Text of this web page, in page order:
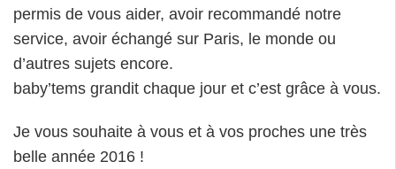
permis de vous aider, avoir recommandé notre
service, avoir échangé sur Paris, le monde ou
d’autres sujets encore.
baby’tems grandit chaque jour et c’est grâce à vous.
Je vous souhaite à vous et à vos proches une très
belle année 2016 !